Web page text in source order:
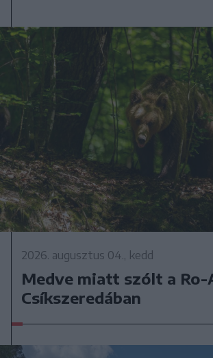
2026. augusztus 04., kedd
Medve miatt szólt a
Csíkszeredában